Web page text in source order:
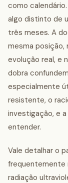
como
algo distinto de
três meses. A
mesma
evolução real, e
dobra
especialmente
resistente, o
investigação, e
entender.
Vale detalhar o
frequentemente
radiação